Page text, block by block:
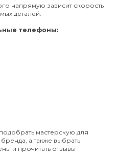
напрямую зависит скорость
деталей.
телефоны:
мастерскую для
а также выбрать
и прочитать отзывы